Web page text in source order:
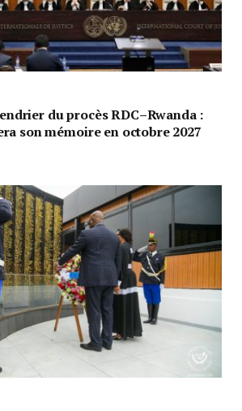
du procès RDC–Rwanda :
son mémoire en octobre 2027